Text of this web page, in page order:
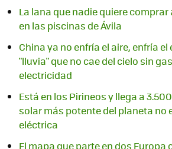
La lana que nadie quiere
en las piscinas de Ávila
China ya no enfría el aire, enfría
"lluvia" que no cae del cielo sin
electricidad
Está en los Pirineos y llega a
solar más potente del planeta no
eléctrica
El mapa que parte en dos Europa